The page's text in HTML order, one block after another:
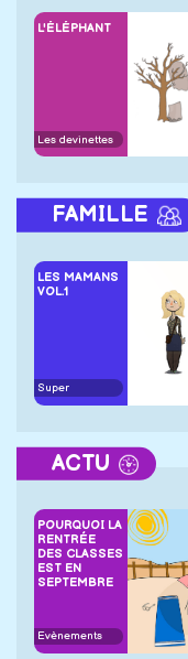
L'ÉLÉPHANT
Les devinettes
FAMILLE
LES MAMANS
VOL.1
Super
ACTU
POURQUOI LA
RENTRÉE
DES CLASSES
EST EN
SEPTEMBRE
Evènements